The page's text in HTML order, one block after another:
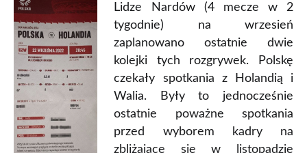
Lidze Nardów (4 mecze w 2
tygodnie) na wrzesień
zaplanowano ostatnie dwie
kolejki tych rozgrywek. Polskę
czekały spotkania z Holandią i
Walia. Były to jednocześnie
ostatnie poważne spotkania
przed wyborem kadry na
zbliżające się w listopadzie